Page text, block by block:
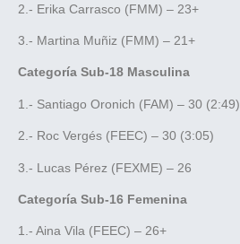
2.- Erika Carrasco (FMM) – 23+
3.- Martina Muñiz (FMM) – 21+
Categoría Sub-18 Masculina
1.- Santiago Oronich (FAM) – 30 (2:49)
2.- Roc Vergés (FEEC) – 30 (3:05)
3.- Lucas Pérez (FEXME) – 26
Categoría Sub-16 Femenina
1.- Aina Vila (FEEC) – 26+